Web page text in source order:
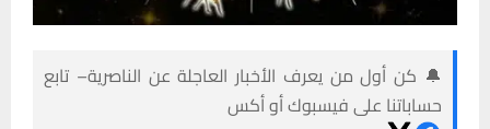
🔔 كن أول من يعرف الأخبار العاجلة عن الناصرية– تابع
حساباتنا على فيسبوك أو أكس